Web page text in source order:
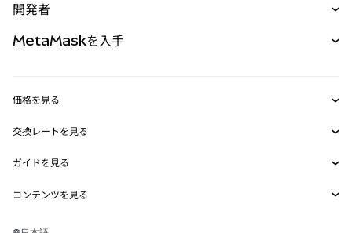
パーペチュアル
RWA
開発者
MetaMask Connect
Snaps
Web3サービス
MetaMaskを入手
セキュリティ
サポート
キャリア
価格を見る
イーサリアムの価格
Solanaの価格
交換レートを見る
ETH→USD
USDT→INR
ガイドを見る
ETHの購入
コンテンツを見る